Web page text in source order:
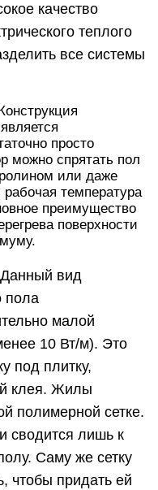
качество
теплого
все системы
просто
можно спрятать пол
или даже
температура
преимущество
поверхности
вид
пола
малой
10 Вт/м). Это
под плитку,
клея. Жилы
полимерной сетке.
сводится лишь к
Саму же сетку
чтобы придать ей